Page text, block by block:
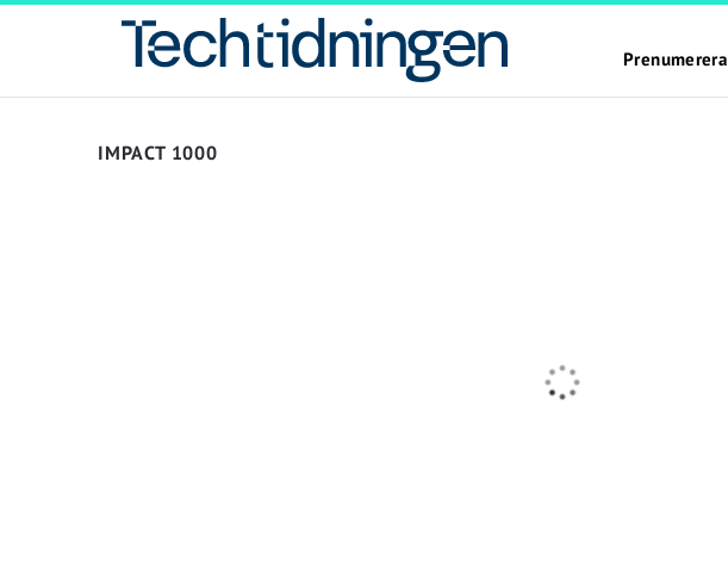
Prenumerera
IMPACT 1000